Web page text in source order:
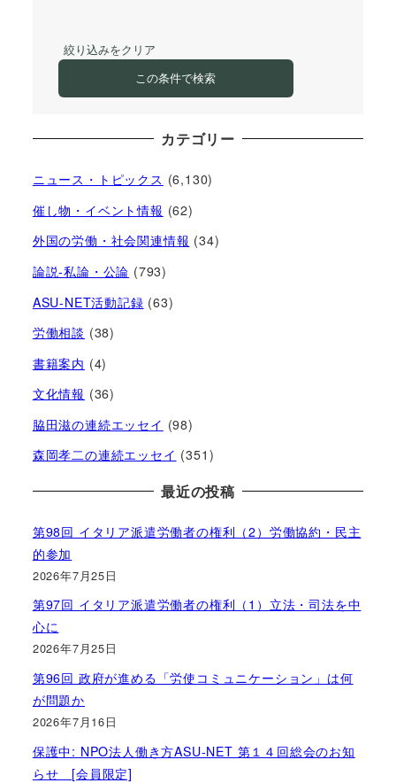
絞り込みをクリア
この条件で検索
カテゴリー
ニュース・トピックス (6,130)
催し物・イベント情報 (62)
外国の労働・社会関連情報 (34)
論説-私論・公論 (793)
ASU-NET活動記録 (63)
労働相談 (38)
書籍案内 (4)
文化情報 (36)
脇田滋の連続エッセイ (98)
森岡孝二の連続エッセイ (351)
最近の投稿
第98回 イタリア派遣労働者の権利（2）労働協約・民主
的参加
2026年7月25日
第97回 イタリア派遣労働者の権利（1）立法・司法を中
心に
2026年7月25日
第96回 政府が進める「労使コミュニケーション」は何
が問題か
2026年7月16日
保護中: NPO法人働き方ASU-NET 第１４回総会のお知
らせ [会員限定]